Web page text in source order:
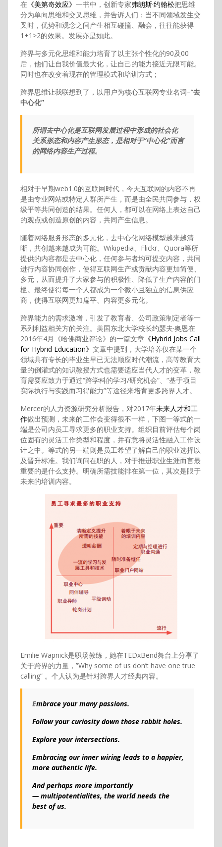
在《美第奇效应》 一书中，创新专家弗朗斯·约翰松把思维
分为单向思维和交叉思维，并告诉人们：当不同领域发生交
叉时，优势和观念之间产生相互碰撞、融会，往往能获得
1+1>2的效果。发展亦是如此。
跨界与多元化思维和能力培育了以主张个性化的90及00
后，他们让自我价值最大化，让自己的能力接近无限可能。
同时也在改变着现在的管理模式和培训方式；
跨界思维让我联想到了，以用户为核心互联网专业名词–“去
中心化”
所谓去中心化是互联网发展过程中形成的社会化
关系形态和内容产生形态，是相对于“中心化”而言
的网络内容生产过程。
相对于早期web1.0的互联网时代，今天互联网的内容不再
是由专业网站或特定人群所产生，而是由全民共同参与，权
级平等共同创造的结果。任何人，都可以在网络上表达自己
的观点或创造原创的内容，共同产生信息。
随着网络服务形态的多元化，去中心化网络模型越来越清
晰，共创越来越成为可能。Wikipedia、Flickr、Quora等所
提供的内容都是去中心化，任何参与者均可提交内容，共同
进行内容协同创作，使得互联网生产或贡献内容更加简便、
多元，从而提升了大家参与的积极性、降低了生产内容的门
槛。最终使得每一个人都成为一个微小且独立的信息供应
商，使得互联网更加扁平、内容更多元化。
跨界能力的需求激增，引发了教育者、公司政策制定者等一
系列利益相关方的关注。美国东北大学校长约瑟夫·奥恩在
2016年4月《哈佛商业评论》的一篇文章《Hybrid Jobs Call
for Hybrid Education》 文章中提到，大学培养仅在某一个
领域具有专长的毕业生早已无法顺应时代潮流，高等教育大
量的倒灌式的知识教授方式也需要适应当代人才的变革，教
育需要应致力于通过“跨学科的学习/研究机会”、“基于项目
实际执行与实践而习得能力”等途径来培育更多跨界人才。
Mercer的人力资源研究分析报告，对2017年未来人才和工
作做出预测，未来的工作会变得很不一样，下图一等式的一
端是公司内员工寻求更多的职业支持。组织目前评估每个岗
位固有的灵活工作类型和程度，并有意将灵活性融入工作设
计之中。等式的另一端则是员工希望了解自己的职业选择以
及晋升标准。我们询问在职的人，对于推进职业生涯而言最
重要的是什么支持。明确所需技能排在第一位，其次是眼于
未来的培训内容。
Emilie Wapnick是职场教练，她在TEDxBend舞台上分享了
关于跨界的力量，”Why some of us don’t have one true
calling” 。个人认为是针对跨界人才经典内容。
Embrace your many passions.
Follow your curiosity down those rabbit holes.
Explore your intersections.
Embracing our inner wiring leads to a happier,
more authentic life.
And perhaps more importantly
— multipotentialites, the world needs the
best of us.